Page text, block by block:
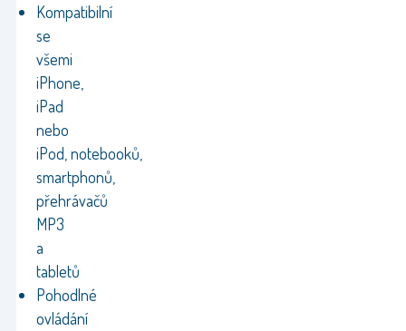
Kompatibilní
se
všemi
iPhone,
iPad
nebo
iPod, notebooků,
smartphonů,
přehrávačů
MP3
a
tabletů
Pohodlné
ovládání